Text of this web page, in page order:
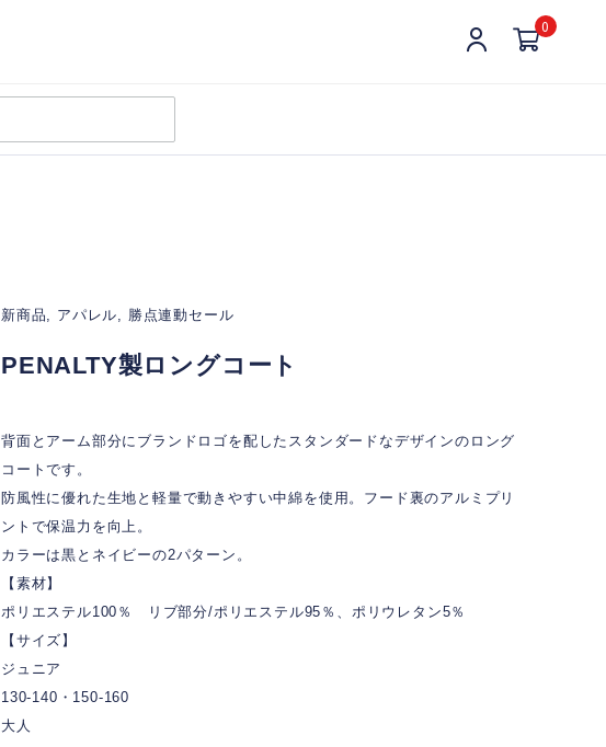
0
新商品, アパレル, 勝点連動セール
PENALTY製ロングコート
背面とアーム部分にブランドロゴを配したスタンダードなデザインのロング
コートです。
防風性に優れた生地と軽量で動きやすい中綿を使用。フード裏のアルミプリ
ントで保温力を向上。
カラーは黒とネイビーの2パターン。
【素材】
ポリエステル100％ リブ部分/ポリエステル95％、ポリウレタン5％
【サイズ】
ジュニア
130-140・150-160
大人